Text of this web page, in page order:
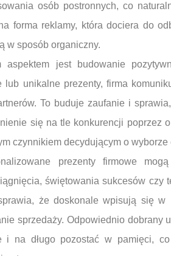
osób postronnych, co
forma reklamy, która dociera do
w sposób organiczny.
aspektem jest budowanie
lub unikalne prezenty, firma
To buduje zaufanie i
się na tle konkurencji poprzez
czynnikiem decydującym o wyborze
prezenty firmowe
świętowania sukcesów czy
że doskonale wpisują się
sprzedaży. Odpowiednio dobrany
i na długo pozostać w pamięci,